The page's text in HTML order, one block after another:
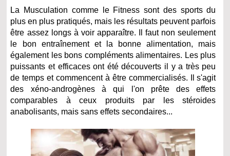
La Musculation comme le Fitness sont des sports du
plus en plus pratiqués, mais les résultats peuvent parfois
être assez longs à voir apparaître. Il faut non seulement
le bon entraînement et la bonne alimentation, mais
également les bons compléments alimentaires. Les plus
puissants et efficaces ont été découverts il y a très peu
de temps et commencent à être commercialisés. Il s'agit
des xéno-androgènes à qui l'on prête des effets
comparables à ceux produits par les stéroides
anabolisants, mais sans effets secondaires...